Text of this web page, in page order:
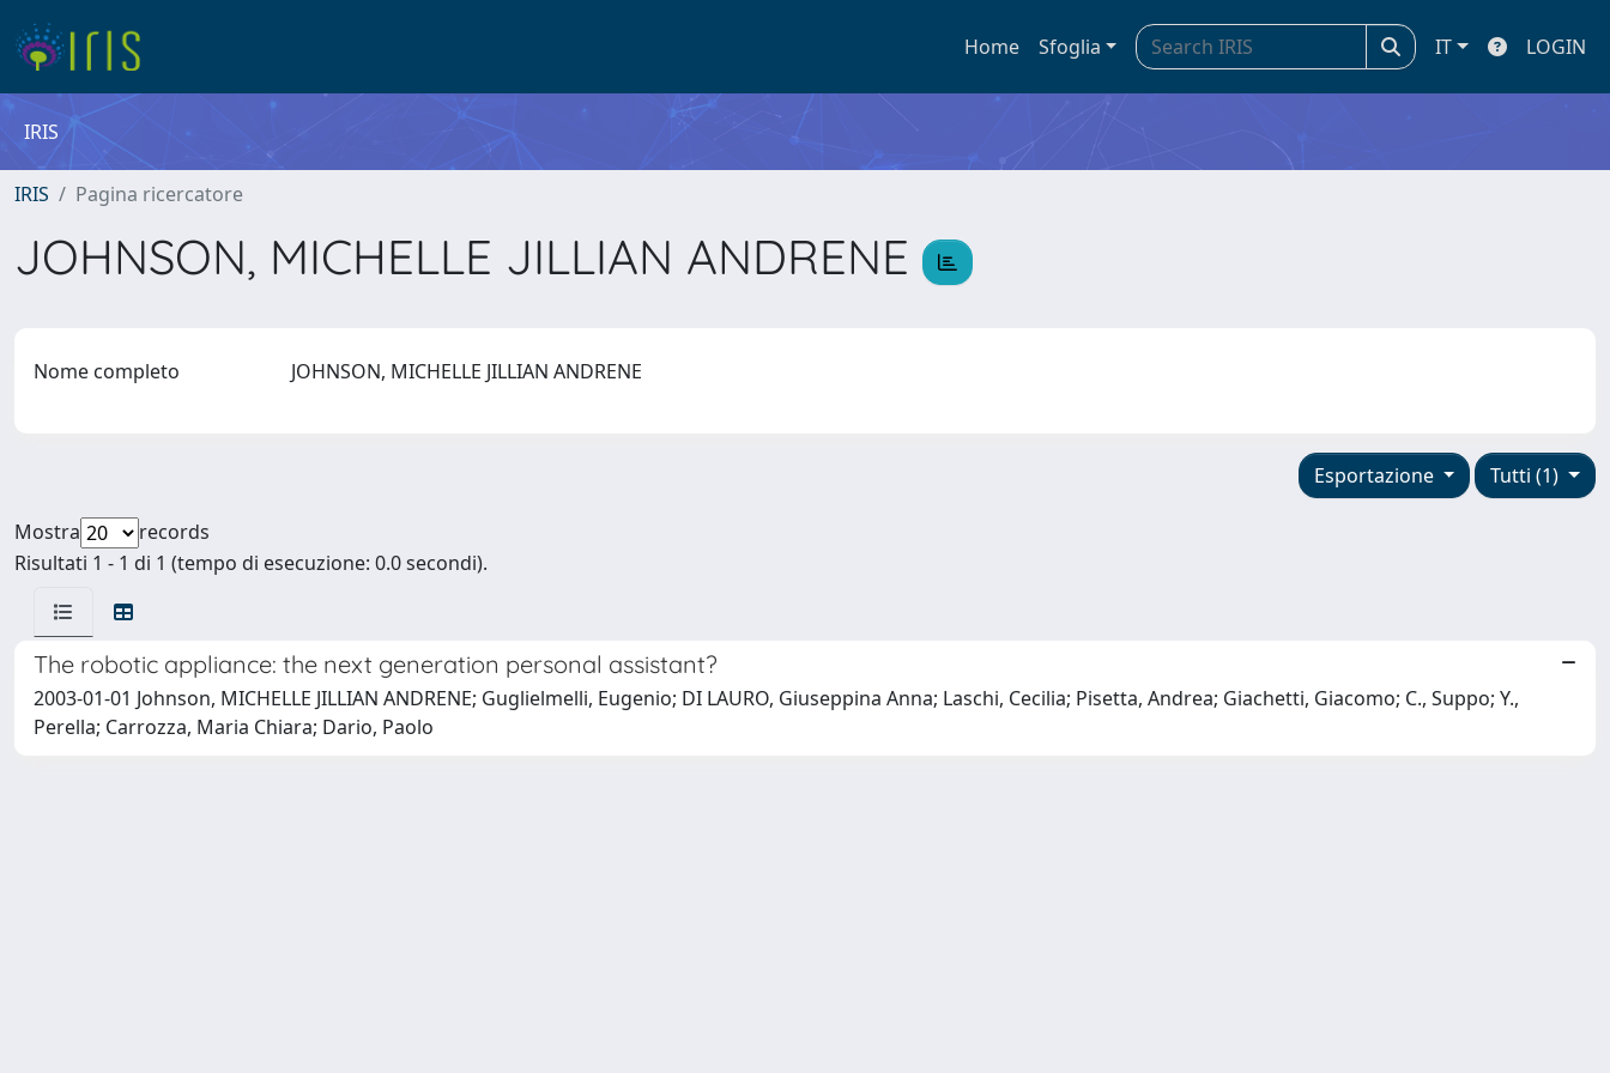
Home Sfoglia IT LOGIN
IRIS
IRIS Pagina ricercatore
JOHNSON, MICHELLE JILLIAN ANDRENE
Nome completo JOHNSON, MICHELLE JILLIAN ANDRENE
Tutti (1)
Esportazione
Mostra
records
Risultati 1 - 1 di 1 (tempo di esecuzione: 0.0 secondi).
The robotic appliance: the next generation personal assistant?
2003-01-01 Johnson, MICHELLE JILLIAN ANDRENE; Guglielmelli, Eugenio; DI LAURO, Giuseppina Anna; Laschi, Cecilia; Pisetta, Andrea; Giachetti, Giacomo; C., Suppo; Y.,
Perella; Carrozza, Maria Chiara; Dario, Paolo